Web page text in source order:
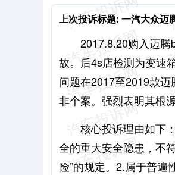
上次投诉标题: 一汽大众迈
2017.8.20购入迈
故。后4s店检测为变速
问题在2017至2019款
非个案。强烈表明其根
核心投诉理由如下
全的重大安全隐患，不
险”的规定。2.属于普